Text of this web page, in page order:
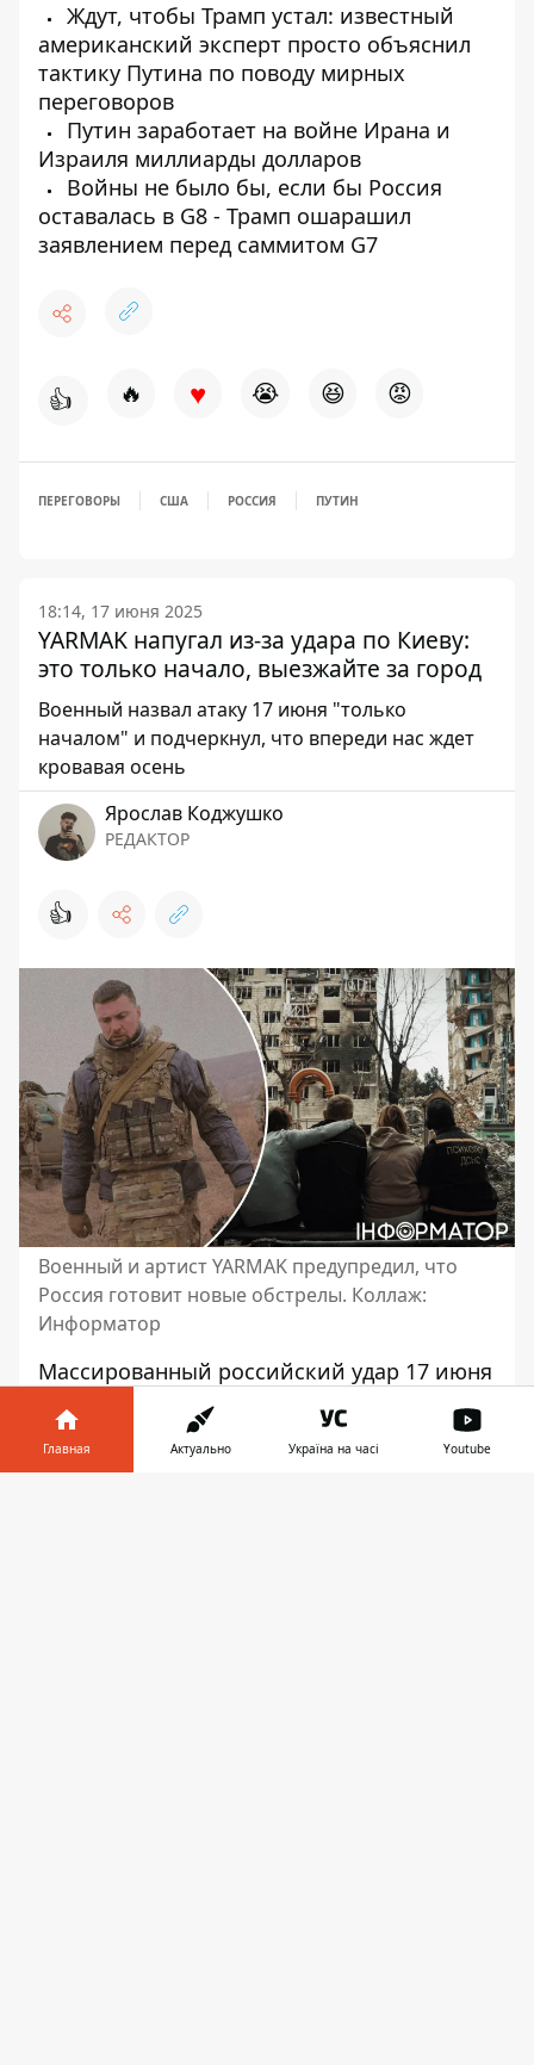
Ждут, чтобы Трамп устал: известный
американский эксперт просто объяснил
тактику Путина по поводу мирных
переговоров
Путин заработает на войне Ирана и
Израиля миллиарды долларов
Войны не было бы, если бы Россия
оставалась в G8 - Трамп ошарашил
заявлением перед саммитом G7
👍 🔥 ♥ 😭 😆 😡
ПЕРЕГОВОРЫ США РОССИЯ ПУТИН
18:14, 17 июня 2025
YARMAK напугал из-за удара по Киеву:
это только начало, выезжайте за город
Военный назвал атаку 17 июня "только
началом" и подчеркнул, что впереди нас ждет
кровавая осень
Ярослав Коджушко
РЕДАКТОР
👍
Военный и артист YARMAK предупредил, что
Россия готовит новые обстрелы. Коллаж:
Информатор
Массированный российский удар 17 июня
может стать началом новой серии
обстрелов
Украины. Об этом предупредил
украинский музыкант, рэпер и командир
Главная Актуально Україна на часі Youtube